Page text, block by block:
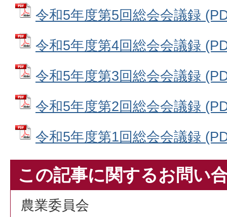
令和5年度第5回総会会議録
令和5年度第4回総会会議録
令和5年度第3回総会会議録
令和5年度第2回総会会議録
令和5年度第1回総会会議録
この記事に関するお問い
農業委員会